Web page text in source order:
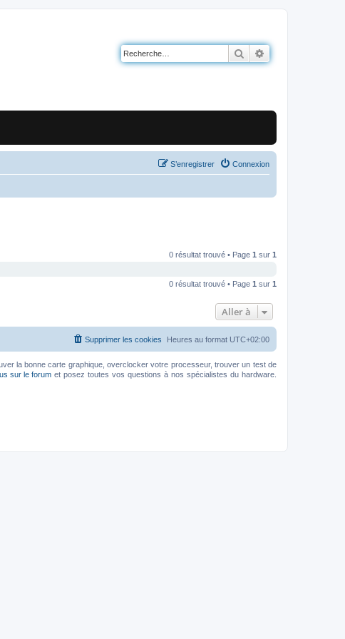
Rechercher
Connexion
S’enregistrer
0 résultat trouvé • Page 1 sur 1
0 résultat trouvé • Page 1 sur 1
Aller à
Heures au format UTC+02:00
Supprimer les cookies
la bonne carte graphique, overclocker votre processeur, trouver un test de
sur le forum et posez toutes vos questions à nos spécialistes du hardware.